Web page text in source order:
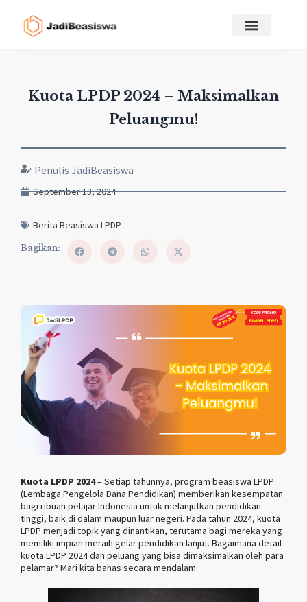
Penulis JadiBeasiswa
September 13, 2024
Berita Beasiswa LPDP
Bagikan:
Kuota LPDP 2024 – Maksimalkan
Peluangmu!
Kuota LPDP 2024– Setiap tahunnya, program beasiswa LPDP
(Lembaga Pengelola Dana Pendidikan) memberikan kesempatan
bagi ribuan pelajar Indonesia untuk melanjutkan pendidikan
tinggi, baik di dalam maupun luar negeri. Pada tahun 2024, kuota
LPDP menjadi topik yang dinantikan, terutama bagi mereka yang
memiliki impian meraih gelar pendidikan lanjut. Bagaimana detail
kuota LPDP 2024 dan peluang yang bisa dimaksimalkan oleh para
pelamar? Mari kita bahas secara mendalam.